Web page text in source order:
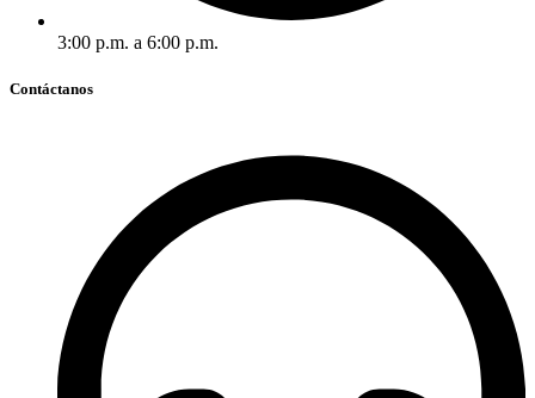
3:00 p.m. a 6:00 p.m.
Contáctanos